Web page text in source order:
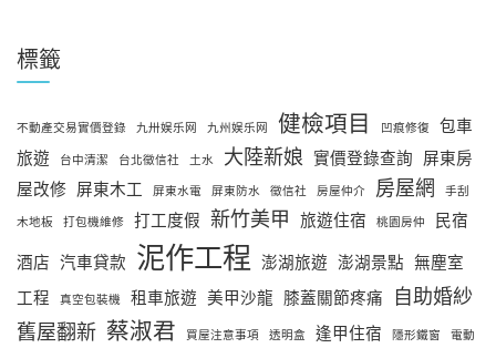
標籤
不動產交易實價登錄 九卅娱乐网 九州娱乐网 健檢項目 凹痕修復
包車
旅遊
台中清潔 台北徵信社 土水 大陸新娘 實價登錄查詢 屏東房
屋改修 屏東木工 屏東水電 屏東防水 徵信社 房屋仲介 房屋網
手刮
木地板
打包機維修 打工度假 新竹美甲 旅遊住宿 桃園房仲
民宿
酒店 汽車貸款 泥作工程 澎湖旅遊 澎湖景點 無塵室
工程
真空包裝機 租車旅遊 美甲沙龍 膝蓋關節疼痛
自助婚紗
舊屋翻新 蔡淑君 買屋注意事項 透明盒 逢甲住宿 隱形鐵窗 電動